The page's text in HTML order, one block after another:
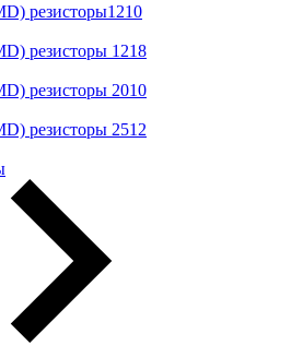
резисторы1210
резисторы 1218
резисторы 2010
резисторы 2512